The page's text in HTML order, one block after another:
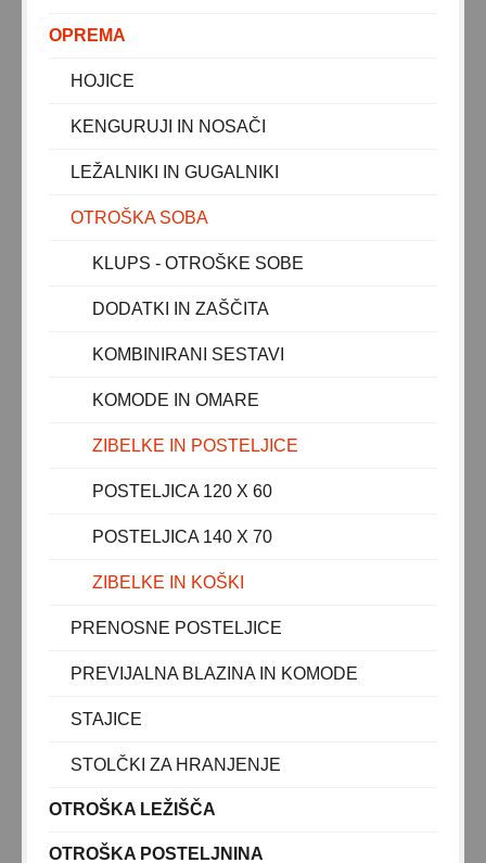
POSTELJNINA ZA ZIBELKO
POSTELJNINA ZA KOMBINIRANE SESTAVE
KOMODE IN OMARE
DODATKI IN ZAŠČITA
KLUPS - OTROŠKA SOBA
IGRALNE PODLOGE / PLAY CENTER
IGRAČE ZA NAJMLAJŠE
BATERIJSKA VOZILA
VOZILA NA PEDALA
OTROŠKO KOLO
POGANJALCI
OPREMA
HOJICE
KENGURUJI IN NOSAČI
LEŽALNIKI IN GUGALNIKI
OTROŠKA SOBA
KLUPS - OTROŠKE SOBE
DODATKI IN ZAŠČITA
KOMBINIRANI SESTAVI
KOMODE IN OMARE
ZIBELKE IN POSTELJICE
POSTELJICA 120 X 60
POSTELJICA 140 X 70
ZIBELKE IN KOŠKI
PRENOSNE POSTELJICE
PREVIJALNA BLAZINA IN KOMODE
STAJICE
STOLČKI ZA HRANJENJE
OTROŠKA LEŽIŠČA
OTROŠKA POSTELJNINA